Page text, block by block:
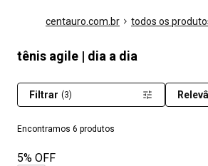
centauro.com.br todos os
tênis agile | dia a dia
Encontramos 6 produtos
Filtrar (3)
5% OFF